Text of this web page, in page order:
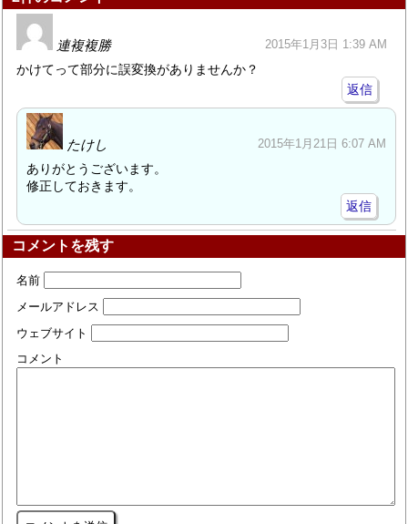
連複複勝 2015年1月3日 1:39 AM
かけてって部分に誤変換がありませんか？
返信
たけし 2015年1月21日 6:07 AM
ありがとうございます。
修正しておきます。
返信
コメントを残す
名前
メールアドレス
ウェブサイト
コメント